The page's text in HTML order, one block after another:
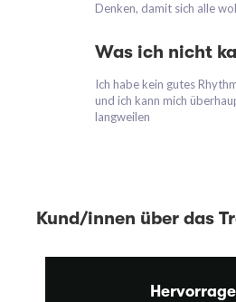
Denken, damit sich alle
Was ich nicht
Ich habe kein gutes
und ich kann mich
langweilen
Kund/innen über das